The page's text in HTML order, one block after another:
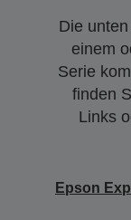
Die
einem
Serie
finden
Links
Epson